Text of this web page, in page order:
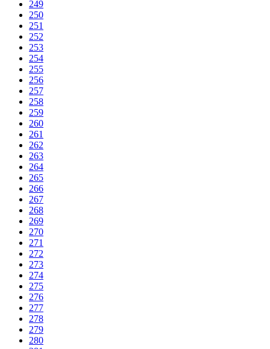
249
250
251
252
253
254
255
256
257
258
259
260
261
262
263
264
265
266
267
268
269
270
271
272
273
274
275
276
277
278
279
280